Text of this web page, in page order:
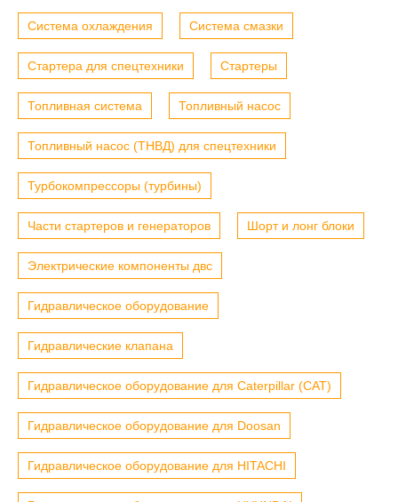
Система охлаждения Система смазки
Стартера для спецтехники Стартеры
Топливная система Топливный насос
Топливный насос (ТНВД) для спецтехники
Турбокомпрессоры (турбины)
Части стартеров и генераторов Шорт и лонг блоки
Электрические компоненты двс
Гидравлическое оборудование
Гидравлические клапана
Гидравлическое оборудование для Caterpillar (CAT)
Гидравлическое оборудование для Doosan
Гидравлическое оборудование для HITACHI